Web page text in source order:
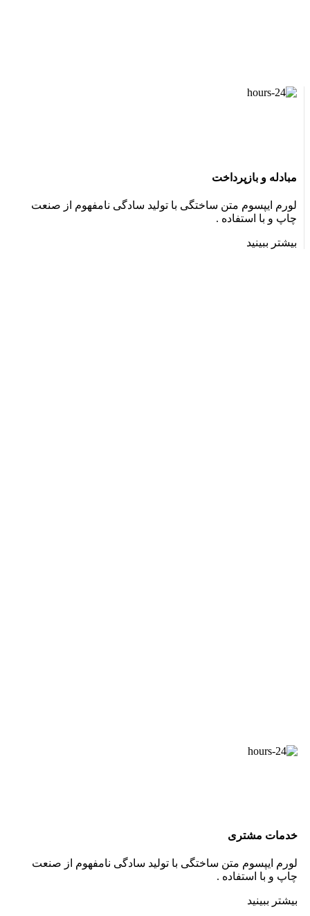
مبادله و بازپرداخت
لورم ایپسوم متن ساختگی با تولید سادگی نامفهوم از صنعت
چاپ و با استفاده .
بیشتر ببینید
خدمات مشتری
لورم ایپسوم متن ساختگی با تولید سادگی نامفهوم از صنعت
چاپ و با استفاده .
بیشتر ببینید